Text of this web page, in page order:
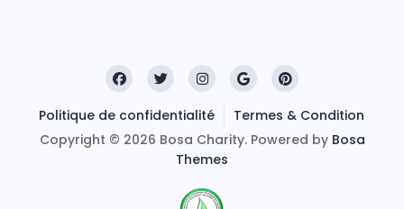
Politique de confidentialité
Termes & Condition
Copyright © 2026 Bosa Charity. Powered by Bosa
Themes